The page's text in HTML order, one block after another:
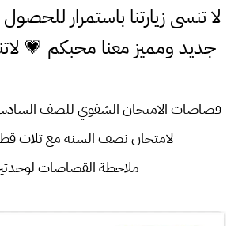
لا تنسى زيارتنا باستمرار
جديد ومميز معنا محبكم 💗
قصاصات الامتحان الشفوي للصف السادس
لامتحان نصف السنة مع ثلاث
ملاحظة القصاصات